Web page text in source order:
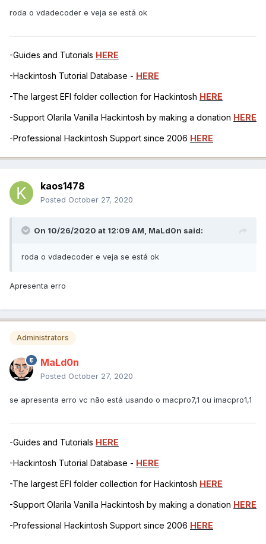
roda o vdadecoder e veja se está ok
-Guides and Tutorials HERE
-Hackintosh Tutorial Database - HERE
-The largest EFI folder collection for Hackintosh HERE
-Support Olarila Vanilla Hackintosh by making a donation HERE
-Professional Hackintosh Support since 2006 HERE
kaos1478
Posted October 27, 2020
On 10/26/2020 at 12:09 AM, MaLd0n said:
roda o vdadecoder e veja se está ok
Apresenta erro
Administrators
MaLd0n
Posted October 27, 2020
se apresenta erro vc não está usando o macpro7,1 ou imacpro1,1
-Guides and Tutorials HERE
-Hackintosh Tutorial Database - HERE
-The largest EFI folder collection for Hackintosh HERE
-Support Olarila Vanilla Hackintosh by making a donation HERE
-Professional Hackintosh Support since 2006 HERE